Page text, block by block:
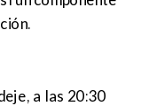
a las 20:30